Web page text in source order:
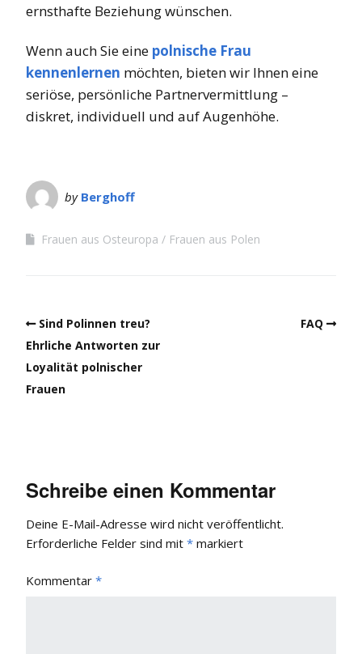
ernsthafte Beziehung wünschen.
Wenn auch Sie eine polnische Frau
kennenlernen möchten, bieten wir Ihnen eine
seriöse, persönliche Partnervermittlung –
diskret, individuell und auf Augenhöhe.
by Berghoff
Frauen aus Osteuropa Frauen aus Polen
Sind Polinnen treu?
Ehrliche Antworten zur
Loyalität polnischer
Frauen
FAQ
Schreibe einen Kommentar
Deine E-Mail-Adresse wird nicht veröffentlicht.
Erforderliche Felder sind mit * markiert
Kommentar *